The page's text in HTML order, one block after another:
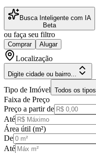
Busca Inteligente com IA
Beta
ou faça seu filtro
Comprar Alugar
Localização
Digite cidade ou bairro...
Tipo de Imóvel Todos os tipos
Faixa de Preço
Preço a partir de
Até
Área útil (m²)
De
Até